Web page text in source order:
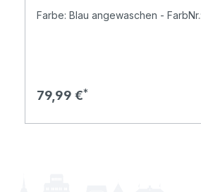
Farbe: Blau angewaschen -
Regulärer Preis:
79,99 €